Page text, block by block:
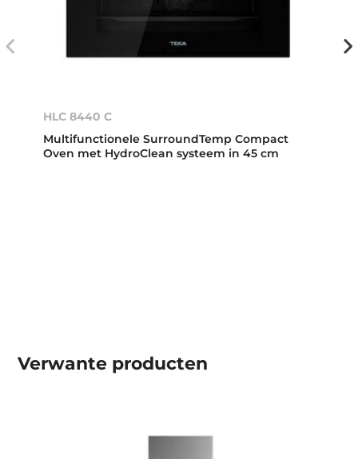
HLC 8440 C
Multifunctionele SurroundTemp Compact
Oven met HydroClean systeem in 45 cm
Verwante producten